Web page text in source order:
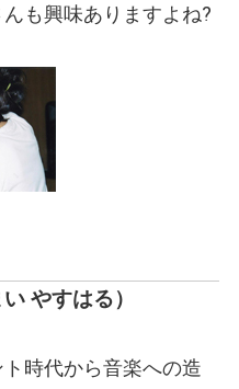
も興味ありますよね?
やすはる）
時代から音楽への造